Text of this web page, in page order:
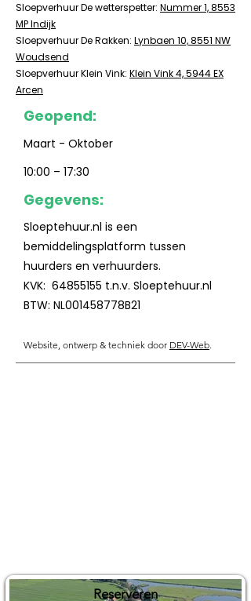
Sloepverhuur De wetterspetter: Nummer 1, 8553
MP Indijk
Sloepverhuur De Rakken: Lynbaen 10, 8551 NW
Woudsend
Sloepverhuur Klein Vink: Klein Vink 4, 5944 EX
Arcen
Geopend:
Maart - Oktober
10:00 – 17:30
Gegevens:
Sloeptehuur.nl is een
bemiddelingsplatform tussen
huurders en verhuurders.
KVK: 64855155 t.n.v. Sloeptehuur.nl
BTW: NL001458778B21
Website, ontwerp & techniek door DEV-Web.
Reserveren